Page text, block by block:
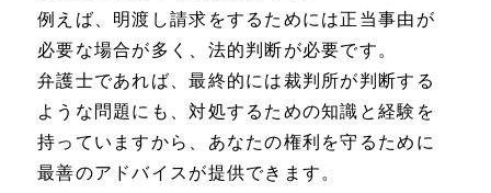
例えば、明渡し請求をするためには正当事由が
必要な場合が多く、法的判断が必要です。
弁護士であれば、最終的には裁判所が判断する
ような問題にも、対処するための知識と経験を
持っていますから、あなたの権利を守るために
最善のアドバイスが提供できます。